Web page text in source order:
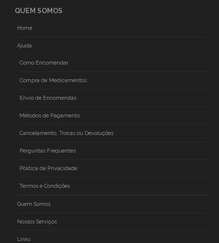
QUEM SOMOS
Home
Ajuda
Como Encomendar
Compra de Medicamentos
Envio de Encomendas
Métodos de Pagamento
Cancelamento, Trocas ou Devoluções
Perguntas Frequentes
Politica de Privacidade
Termos e Condições
Quem Somos
Nossos Serviços
Links